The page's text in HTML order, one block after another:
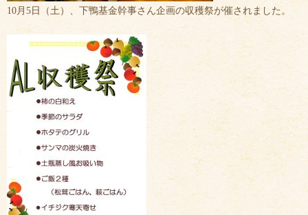
10月5日（土）、下鴨基金幹事さん企画の収穫祭が催されました。